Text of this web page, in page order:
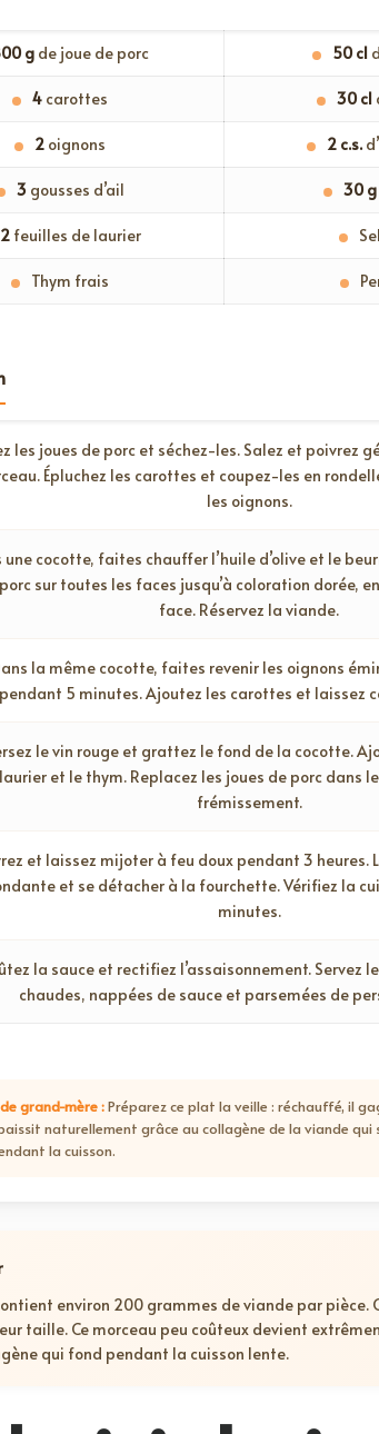
g de joue de porc 50 cl
4 carottes 30 cl
2 oignons 2 c.s.
3 gousses d’ail 30 g
2feuilles de laurier
Thym frais
les joues de porc et séchez-les. Salez et poivrez
Épluchez les carottes et coupez-les en
les oignons.
une cocotte, faites chauffer l’huile d’olive et le
sur toutes les faces jusqu’à coloration dorée,
face. Réservez la viande.
la même cocotte, faites revenir les oignons
pendant 5 minutes. Ajoutez les carottes et laissez
le vin rouge et grattez le fond de la cocotte.
laurier et le thym. Replacez les joues de porc dans
frémissement.
et laissez mijoter à feu doux pendant 3 heures.
et se détacher à la fourchette. Vérifiez la
minutes.
la sauce et rectifiez l’assaisonnement. Servez
chaudes, nappées de sauce et parsemées de
grand-mère :Préparez ce plat la veille : réchauffé, il
naturellement grâce au collagène de la viande
la cuisson.
environ 200 grammes de viande par pièce.
taille. Ce morceau peu coûteux devient
qui fond pendant la cuisson lente.